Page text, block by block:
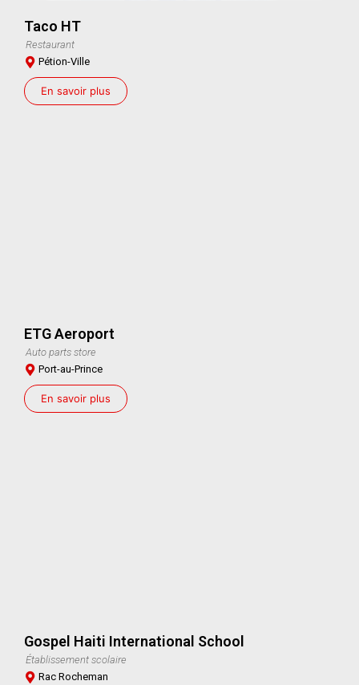
Taco HT
Restaurant
Pétion-Ville
En savoir plus
ETG Aeroport
Auto parts store
Port-au-Prince
En savoir plus
Gospel Haiti International School
Établissement scolaire
Rac Rocheman